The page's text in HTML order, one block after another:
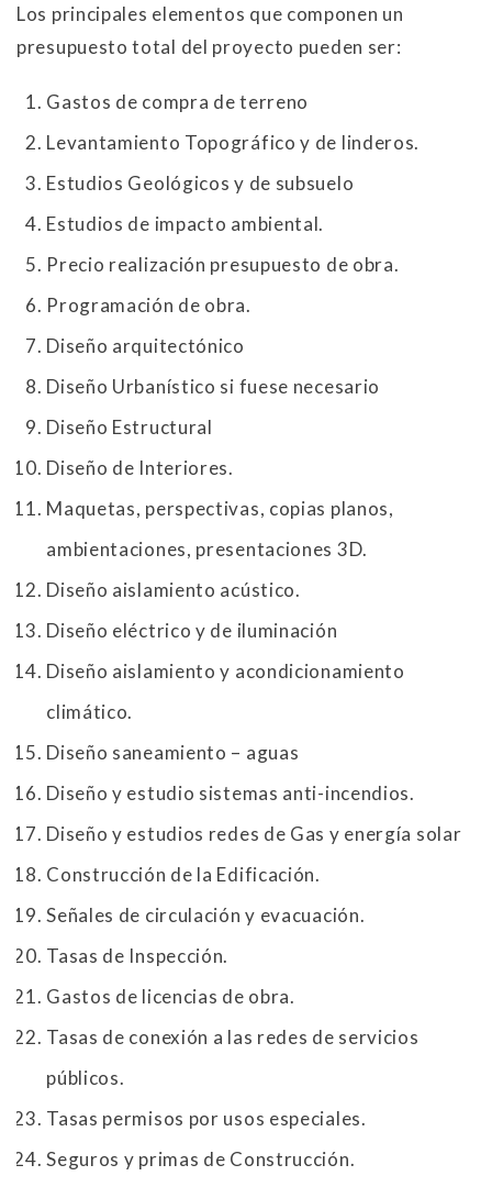
Los principales elementos que componen un
presupuesto total del proyecto pueden ser:
Gastos de compra de terreno
Levantamiento Topográfico y de linderos.
Estudios Geológicos y de subsuelo
Estudios de impacto ambiental.
Precio realización presupuesto de obra.
Programación de obra.
Diseño arquitectónico
Diseño Urbanístico si fuese necesario
Diseño Estructural
Diseño de Interiores.
Maquetas, perspectivas, copias planos,
ambientaciones, presentaciones 3D.
Diseño aislamiento acústico.
Diseño eléctrico y de iluminación
Diseño aislamiento y acondicionamiento
climático.
Diseño saneamiento – aguas
Diseño y estudio sistemas anti-incendios.
Diseño y estudios redes de Gas y energía solar
Construcción de la Edificación.
Señales de circulación y evacuación.
Tasas de Inspección.
Gastos de licencias de obra.
Tasas de conexión a las redes de servicios
públicos.
Tasas permisos por usos especiales.
Seguros y primas de Construcción.